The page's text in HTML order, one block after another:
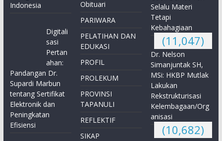
Indonesia
Digitali
sasi
Pertan
ahan:
Pandangan Dr.
Supardi Marbun
tentang Sertifikat
Elektronik dan
Peningkatan
Efisiensi
Obituari
PARIWARA
PELATIHAN DAN
EDUKASI
PROFIL
PROLEKUM
PROVINSI
TAPANULI
REFLEKTIF
SIKAP
Selalu Materi
Tetapi
Kebahagiaan
(11,047)
Dr. Nelson
Simanjuntak SH,
MSi: HKBP Mutlak
Lakukan
Rekstrukturisasi
Kelembagaan/Org
anisasi
(10,682)